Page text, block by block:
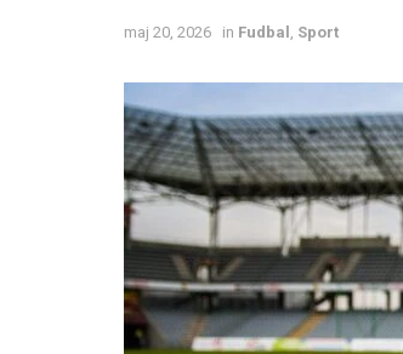
maj 20, 2026 in Fudbal Sport